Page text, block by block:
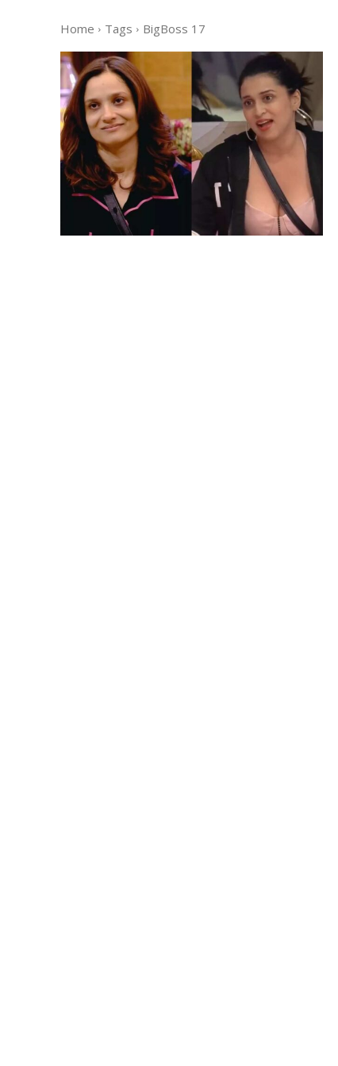
Home Tags BigBoss 17